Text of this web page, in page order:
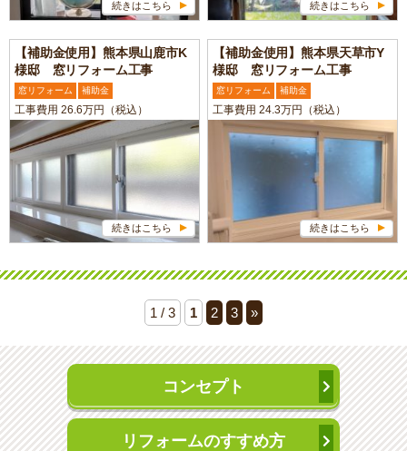
続きはこちら 続きはこちら
【補助金使用】熊本県山鹿市K
様邸 窓リフォーム工事
窓リフォーム 補助金
工事費用 26.6万円（税込）
続きはこちら
【補助金使用】熊本県天草市Y
様邸 窓リフォーム工事
窓リフォーム 補助金
工事費用 24.3万円（税込）
続きはこちら
1 / 3 1 2 3 »
コンセプト
リフォームのすすめ方